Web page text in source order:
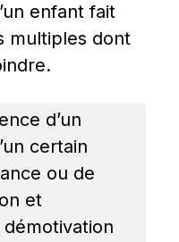
enfant fait
multiples dont
d’un
certain
ou de
et
démotivation